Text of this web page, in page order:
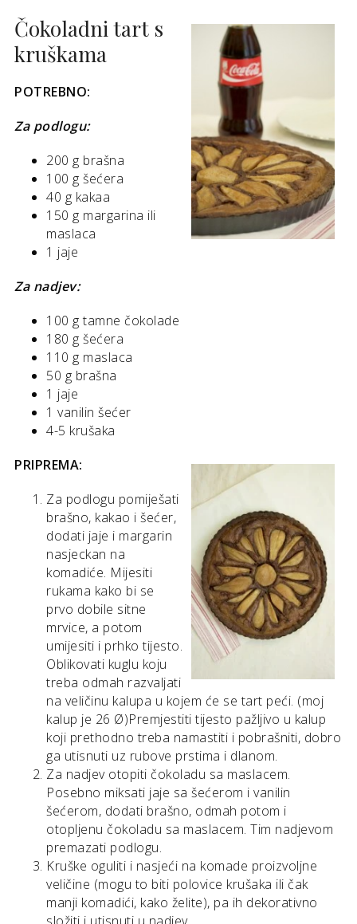
Čokoladni tart s
kruškama
POTREBNO:
Za podlogu:
200 g brašna
100 g šećera
40 g kakaa
150 g margarina ili
maslaca
1 jaje
Za nadjev:
100 g tamne čokolade
180 g šećera
110 g maslaca
50 g brašna
1 jaje
1 vanilin šećer
4-5 krušaka
PRIPREMA:
Za podlogu pomiješati
brašno, kakao i šećer,
dodati jaje i margarin
nasjeckan na
komadiće. Mijesiti
rukama kako bi se
prvo dobile sitne
mrvice, a potom
umijesiti i prhko tijesto.
Oblikovati kuglu koju
treba odmah razvaljati
na veličinu kalupa u kojem će se tart peći. (moj
kalup je 26 Ø)Premjestiti tijesto pažljivo u kalup
koji prethodno treba namastiti i pobrašniti, dobro
ga utisnuti uz rubove prstima i dlanom.
Za nadjev otopiti čokoladu sa maslacem.
Posebno miksati jaje sa šećerom i vanilin
šećerom, dodati brašno, odmah potom i
otopljenu čokoladu sa maslacem. Tim nadjevom
premazati podlogu.
Kruške oguliti i nasjeći na komade proizvoljne
veličine (mogu to biti polovice krušaka ili čak
manji komadići, kako želite), pa ih dekorativno